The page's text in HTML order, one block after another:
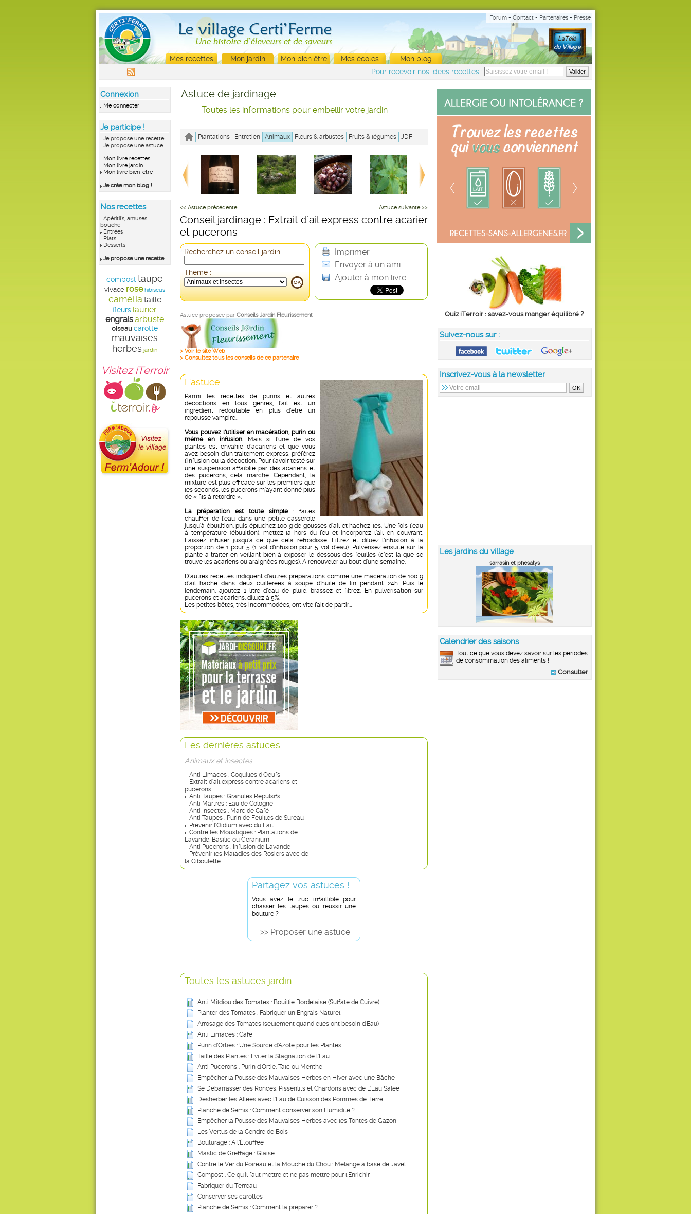
Forum - Contact - Partenaires - Presse
Mes recettes Mon jardin Mon bien être Mes écoles
Mon blog
Pour recevoir nos idées recettes :
Connexion
Me connecter
Je participe !
Je propose une recette
Je propose une astuce
Mon livre recettes
Mon livre jardin
Mon livre bien-être
Je crée mon blog !
Nos recettes
Apéritifs, amuses
bouche
Entrées
Plats
Desserts
Je propose une recette
compost taupe
vivace rose hibiscus
camélia taille
fleurs laurier
engraisarbuste
oiseau carotte
mauvaises
herbes jardin
Visitez iTerroir
Quiz iTerroir : savez-vous manger équilibré ?
Suivez-nous sur :
Inscrivez-vous à la newsletter
Les jardins du village
sarrasin et phesalys
Calendrier des saisons
Tout ce que vous devez savoir sur les périodes
de consommation des aliments !
Consulter
Astuce de jardinage
Toutes les informations pour embellir votre jardin
Plantations Entretien Animaux Fleurs & arbustes Fruits & légumes JDF
Astuce suivante >>
<< Astuce précédente
Conseil jardinage : Extrait d’ail express contre acariens
et pucerons
Recherchez un conseil jardin :
Thème :
Imprimer
Envoyer à un ami
Ajouter à mon livre
Astuce proposée par Conseils Jardin Fleurissement
> Voir le site Web
> Consultez tous les conseils de ce partenaire
L'astuce
Parmi les recettes de purins et autres
décoctions en tous genres, l’ail est un
ingrédient redoutable en plus d’être un
repousse vampire…
Vous pouvez l’utiliser en macération, purin ou
même en infusion. Mais si l’une de vos
plantes est envahie d’acariens et que vous
avez besoin d’un traitement express, préférez
l’infusion ou la décoction. Pour l’avoir testé sur
une suspension affaiblie par des acariens et
des pucerons, cela marche. Cependant, la
mixture est plus efficace sur les premiers que
les seconds, les pucerons m’ayant donné plus
de « fils à retordre ».
La préparation est toute simple: faites
chauffer de l’eau dans une petite casserole
jusqu’à ébullition, puis épluchez 100 g de gousses d’ail et hachez-les. Une fois l’eau
à température (ébullition), mettez-la hors du feu et incorporez l’ail en couvrant.
Laissez infuser jusqu’à ce que cela refroidisse. Filtrez et diluez l’infusion à la
proportion de 1 pour 5 (1 vol d’infusion pour 5 vol d’eau). Pulvérisez ensuite sur la
plante à traiter en veillant bien à exposer le dessous des feuilles (c’est là que se
trouve les acariens ou araignées rouges). A renouveler au bout d’une semaine.
D’autres recettes indiquent d’autres préparations comme une macération de 100 g
d’ail haché dans deux cuillerées à soupe d’huile de lin pendant 24h. Puis le
lendemain, ajoutez 1 litre d’eau de pluie, brassez et filtrez. En pulvérisation sur
pucerons et acariens, diluez à 5%.
Les petites bêtes, très incommodées, ont vite fait de partir…
Les dernières astuces
Animaux et insectes
Anti Limaces : Coquilles d'Oeufs
Extrait d’ail express contre acariens et
pucerons
Anti Taupes : Granulés Répulsifs
Anti Martres : Eau de Cologne
Anti Insectes : Marc de Café
Anti Taupes : Purin de Feuilles de Sureau
Prévenir l'Oidium avec du Lait
Contre les Moustiques : Plantations de
Lavande, Basilic ou Géranium
Anti Pucerons : Infusion de Lavande
Prévenir les Maladies des Rosiers avec de
la Ciboulette
Partagez vos astuces !
Vous avez le truc infaillible pour
chasser les taupes ou réussir une
bouture ?
>> Proposer une astuce
Toutes les astuces jardin
Anti Mildiou des Tomates : Bouillie Bordelaise (Sulfate de Cuivre)
Planter des Tomates : Fabriquer un Engrais Naturel
Arrosage des Tomates (seulement quand elles ont besoin d'Eau)
Anti Limaces : Café
Purin d’Orties : Une Source d'Azote pour les Plantes
Taille des Plantes : Eviter la Stagnation de l'Eau
Anti Pucerons : Purin d'Ortie, Talc ou Menthe
Empêcher la Pousse des Mauvaises Herbes en Hiver avec une Bâche
Se Débarrasser des Ronces, Pissenlits et Chardons avec de L'Eau Salée
Désherber les Allées avec l'Eau de Cuisson des Pommes de Terre
Planche de Semis : Comment conserver son Humidité ?
Empêcher la Pousse des Mauvaises Herbes avec les Tontes de Gazon
Les Vertus de la Cendre de Bois
Bouturage : A l’Étouffée
Mastic de Greffage : Glaise
Contre le Ver du Poireau et la Mouche du Chou : Mélange à base de Javel
Compost : Ce qu'il faut mettre et ne pas mettre pour l'Enrichir
Fabriquer du Terreau
Conserver ses carottes
Planche de Semis : Comment la préparer ?